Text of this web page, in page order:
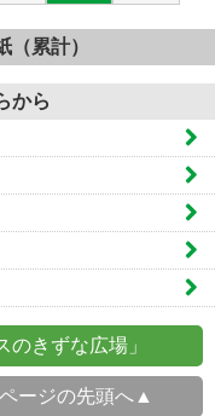
（累計）
から
きずな広場」
ページの先頭へ▲